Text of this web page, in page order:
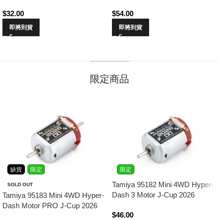
$32.00
即將到貨
$54.00
即將到貨
限定商品
缺貨 限定
SOLD OUT
Tamiya 95183 Mini 4WD Hyper-
Dash Motor PRO J-Cup 2026
限定
Tamiya 95182 Mini 4WD Hyper-
Dash 3 Motor J-Cup 2026
$46.00